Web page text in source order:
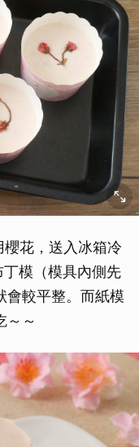
花，送入冰箱冷
模（模具內側先
會較平整。而紙模
～～